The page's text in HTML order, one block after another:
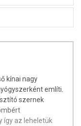
kínai nagy
említi.
szernek
így az leheletük